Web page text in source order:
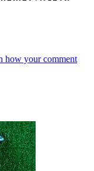
how your comment